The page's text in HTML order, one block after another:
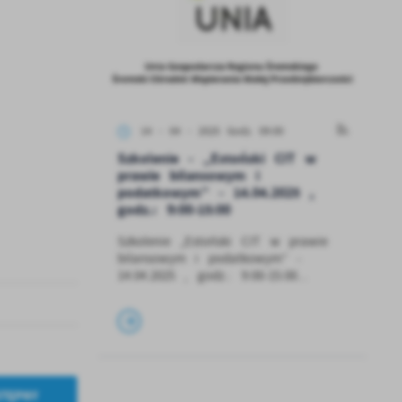
Szkolenie - „Estoński CIT w
prawie bilansowym i
podatkowym” - 14.04.2025 ,
godz.: 9:00-15:00
Szkolenie „Estoński CIT w prawie
bilansowym i podatkowym” -
14.04.2025 , godz.: 9:00-15:00...